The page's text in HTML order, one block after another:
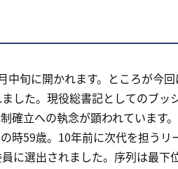
旬に開かれます。ところが今
した。現役総書記としてのブッ
立への執念が顕われています。
時59歳。10年前に次代を担う
に選出されました。序列は最下